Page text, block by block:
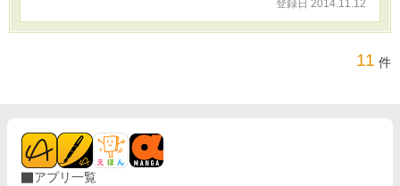
登録日 2014.11.12
11 件
アプリ一覧